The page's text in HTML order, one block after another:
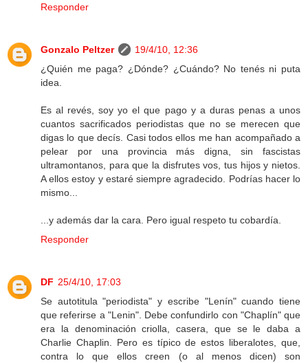
Responder
Gonzalo Peltzer
19/4/10, 12:36
¿Quién me paga? ¿Dónde? ¿Cuándo? No tenés ni puta
idea.
Es al revés, soy yo el que pago y a duras penas a unos
cuantos sacrificados periodistas que no se merecen que
digas lo que decís. Casi todos ellos me han acompañado a
pelear por una provincia más digna, sin fascistas
ultramontanos, para que la disfrutes vos, tus hijos y nietos.
A ellos estoy y estaré siempre agradecido. Podrías hacer lo
mismo...
...y además dar la cara. Pero igual respeto tu cobardía.
Responder
DF 25/4/10, 17:03
Se autotitula "periodista" y escribe "Lenín" cuando tiene
que referirse a "Lenin". Debe confundirlo con "Chaplín" que
era la denominación criolla, casera, que se le daba a
Charlie Chaplin. Pero es típico de estos liberalotes, que,
contra lo que ellos creen (o al menos dicen) son